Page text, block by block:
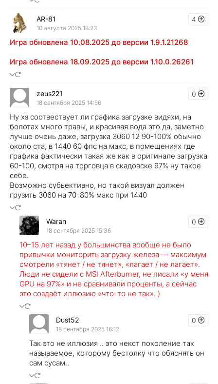
4
AR-81
10 августа 2025 18:23
Игра обновлена 10.08.2025 до версии 1.9.1.21268
Игра обновлена 18.09.2025 до версии 1.10.0.26261
0
zeus221
18 сентября 2025 14:56
Ну хз соотвествует ли графика загрузке видяхи, на
болотах много травы, и красивая вода это да, заметно
лучше очень даже, загрузка 3060 12 90-100% обычно
около ста, в 1440 60 фпс на макс, в помещениях где
графика фактически такая же как в оригинале загрузка
60-100, смотря на торговца в скадовске 97% ну такое
себе.
Возможно субьективно, но такой визуал должен
грузить 3060 на 70-80% макс при 1440
0
Waran
18 сентября 2025 15:36
10–15 лет назад у большинства вообще не было
привычки мониторить загрузку железа — максимум
смотрели «тянет / не тянет», «лагает / не лагает».
Люди не сидели с MSI Afterburner, не писали «у меня
GPU на 97%» и не сравнивали проценты, а сейчас
это создаёт иллюзию «что-то не так». )
0
Dust52
18 сентября 2025 16:12
Так это не иллюзия .. это некст поколение так
называемое, которому бестолку что обяснять он
сам сусам..